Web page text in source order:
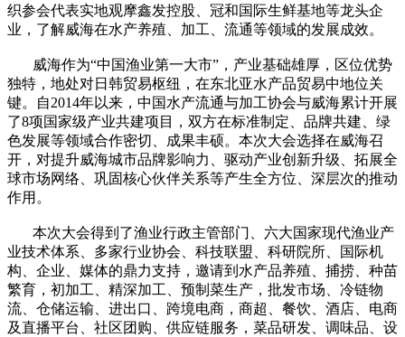
织参会代表实地观摩鑫发控股、冠和国际生鲜基地等龙头企
业，了解威海在水产养殖、加工、流通等领域的发展成效。
威海作为“中国渔业第一大市”，产业基础雄厚，区位优势
独特，地处对日韩贸易枢纽，在东北亚水产品贸易中地位关
键。自2014年以来，中国水产流通与加工协会与威海累计开展
了8项国家级产业共建项目，双方在标准制定、品牌共建、绿
色发展等领域合作密切、成果丰硕。本次大会选择在威海召
开，对提升威海城市品牌影响力、驱动产业创新升级、拓展全
球市场网络、巩固核心伙伴关系等产生全方位、深层次的推动
作用。
本次大会得到了渔业行政主管部门、六大国家现代渔业产
业技术体系、多家行业协会、科技联盟、科研院所、国际机
构、企业、媒体的鼎力支持，邀请到水产品养殖、捕捞、种苗
繁育，初加工、精深加工、预制菜生产，批发市场、冷链物
流、仓储运输、进出口、跨境电商，商超、餐饮、酒店、电商
及直播平台、社区团购、供应链服务，菜品研发、调味品、设